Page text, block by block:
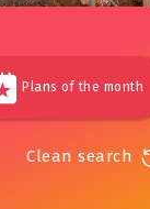
Plans of the month
Clean search